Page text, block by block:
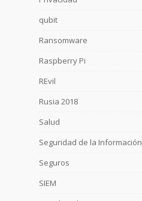
qubit
Ransomware
Raspberry Pi
REvil
Rusia 2018
Salud
Seguridad de la Información
Seguros
SIEM